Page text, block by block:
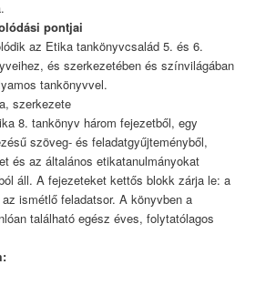
pontjai
az Etika tankönyvcsalád 5. és 6.
és szerkezetében és színvilágában
tankönyvvel.
szerkezete
8. tankönyv három fejezetből, egy
szöveg- és feladatgyűjteményből,
és az általános etikatanulmányokat
áll. A fejezeteket kettős blokk zárja le: a
ismétlő feladatsor. A könyvben a
található egész éves, folytatólagos